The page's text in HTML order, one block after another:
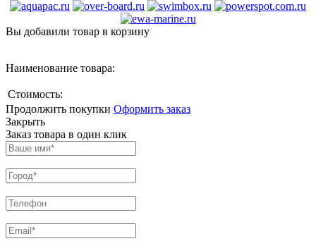
Вы добавили товар в корзину
Наименование товара:
Стоимость:
Продолжить покупки Оформить заказ
Закрыть
Заказ товара в один клик